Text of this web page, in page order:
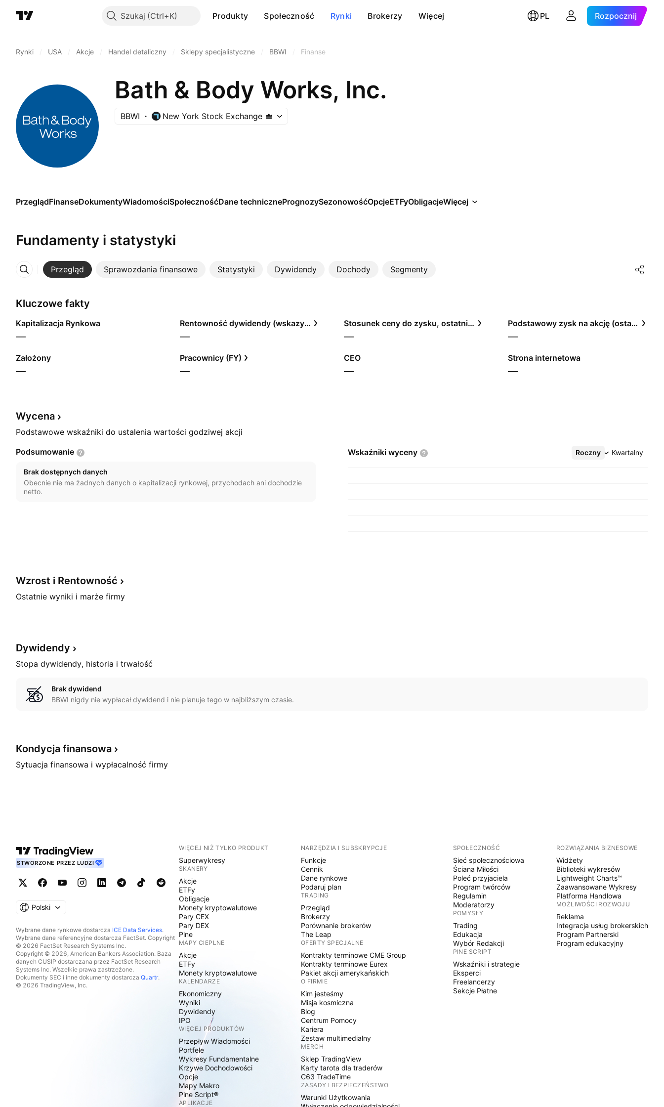
Szukaj Produkty Społeczność Rynki Brokerzy Więcej PL Rozpocznij
Rynki USA Akcje Handel detaliczny Sklepy specjalistyczne BBWI Finanse
Bath & Body Works, Inc.
BBWI New York Stock Exchange
PrzeglądFinanseDokumentyWiadomościSpołecznośćDane technicznePrognozySezonowośćOpcjeETFyObligacjeWięcej
Fundamenty i statystyki
Przegląd Sprawozdania finansowe Statystyki Dywidendy Dochody Segmenty
Więcej
Kluczowe fakty
Kapitalizacja Rynkowa
—
Rentowność dywidendy (wskazywana)
—
Stosunek ceny do zysku, ostatnie 12 miesięcy
—
Podstawowy zysk na akcję (ostatnie 12 miesięcy)
—
Założony
—
Pracownicy (FY)
—
CEO
—
Strona internetowa
—
Wycena
Podstawowe wskaźniki do ustalenia wartości godziwej akcji
Podsumowanie
Brak dostępnych danych
Obecnie nie ma żadnych danych o kapitalizacji rynkowej, przychodach ani dochodzie
netto.
Wskaźniki wyceny Roczny Kwartalny
Więcej
Wzrost i Rentowność
Ostatnie wyniki i marże firmy
Dywidendy
Stopa dywidendy, historia i trwałość
Brak dywidend
BBWI nigdy nie wypłacał dywidend i nie planuje tego w najbliższym czasie.
Kondycja finansowa
Sytuacja finansowa i wypłacalność firmy
STWORZONE PRZEZ LUDZI
Polski
Wybrane dane rynkowe dostarcza ICE Data Services.
Wybrane dane referencyjne dostarcza FactSet. Copyright
© 2026 FactSet Research Systems Inc.
Copyright © 2026, American Bankers Association. Baza
danych CUSIP dostarczana przez FactSet Research
Systems Inc. Wszelkie prawa zastrzeżone.
Dokumenty SEC i inne dokumenty dostarcza Quartr.
© 2026 TradingView, Inc.
WIĘCEJ NIŻ TYLKO PRODUKT
Superwykresy
SKANERY
Akcje
ETFy
Obligacje
Monety kryptowalutowe
Pary CEX
Pary DEX
Pine
MAPY CIEPLNE
Akcje
ETFy
Monety kryptowalutowe
KALENDARZE
Ekonomiczny
Wyniki
Dywidendy
IPO
WIĘCEJ PRODUKTÓW
Przepływ Wiadomości
Portfele
Wykresy Fundamentalne
Krzywe Dochodowości
Opcje
Mapy Makro
Pine Script®
APLIKACJE
NARZĘDZIA I SUBSKRYPCJE
Funkcje
Cennik
Dane rynkowe
Podaruj plan
TRADING
Przegląd
Brokerzy
Porównanie brokerów
The Leap
OFERTY SPECJALNE
Kontrakty terminowe CME Group
Kontrakty terminowe Eurex
Pakiet akcji amerykańskich
O FIRMIE
Kim jesteśmy
Misja kosmiczna
Blog
Centrum Pomocy
Kariera
Zestaw multimedialny
MERCH
Sklep TradingView
Karty tarota dla traderów
C63 TradeTime
ZASADY I BEZPIECZEŃSTWO
Warunki Użytkowania
SPOŁECZNOŚĆ
Sieć społecznościowa
Ściana Miłości
Poleć przyjaciela
Program twórców
Regulamin
Moderatorzy
POMYSŁY
Trading
Edukacja
Wybór Redakcji
PINE SCRIPT
Wskaźniki i strategie
Eksperci
Freelancerzy
Sekcje Płatne
ROZWIĄZANIA BIZNESOWE
Widżety
Biblioteki wykresów
Lightweight Charts™
Zaawansowane Wykresy
Platforma Handlowa
MOŻLIWOŚCI ROZWOJU
Reklama
Integracja usług brokerskich
Program Partnerski
Program edukacyjny